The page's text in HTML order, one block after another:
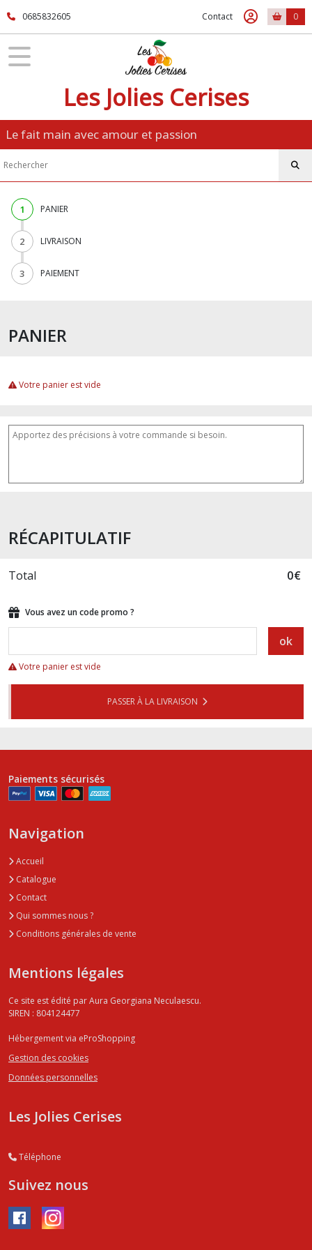
0685832605 Contact 0
Les Jolies Cerises
Le fait main avec amour et passion
1 PANIER
2 LIVRAISON
3 PAIEMENT
PANIER
Votre panier est vide
RÉCAPITULATIF
Total 0€
Vous avez un code promo ?
ok
Votre panier est vide
PASSER À LA LIVRAISON
Paiements sécurisés
Navigation
Accueil
Catalogue
Contact
Qui sommes nous ?
Conditions générales de vente
Mentions légales
Ce site est édité par Aura Georgiana Neculaescu.
SIREN : 804124477
Hébergement via eProShopping
Gestion des cookies
Données personnelles
Les Jolies Cerises
Téléphone
Suivez nous